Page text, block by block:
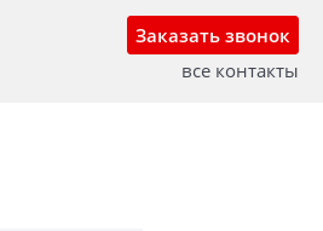
Заказать звонок
все контакты